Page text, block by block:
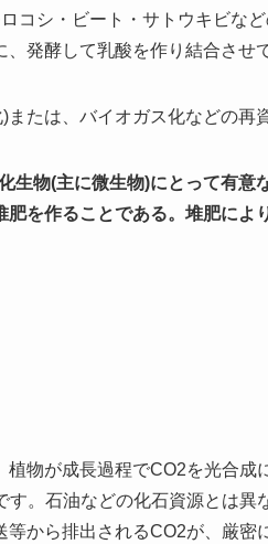
コシ・ビート・サトウキビな
発酵して乳酸を作り結合させ
たは、バイオガス化などの再
生物(主に微生物)にとって有意
を作ることである。堆肥によ
植物が成長過程でCO2を光合
す。石油などの化石資源とは
等から排出されるCO2が、厳